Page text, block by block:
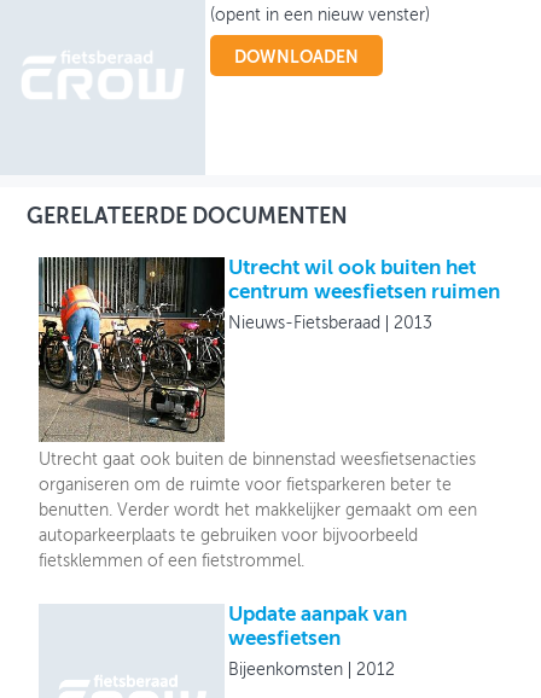
GEBRUIKER
(opent in een nieuw venster)
DOWNLOADEN
GERELATEERDE DOCUMENTEN
Utrecht wil ook buiten het
centrum weesfietsen ruimen
Nieuws-Fietsberaad 2013
Utrecht gaat ook buiten de binnenstad weesfietsenacties
organiseren om de ruimte voor fietsparkeren beter te
benutten. Verder wordt het makkelijker gemaakt om een
autoparkeerplaats te gebruiken voor bijvoorbeeld
fietsklemmen of een fietstrommel.
Update aanpak van
weesfietsen
Bijeenkomsten 2012